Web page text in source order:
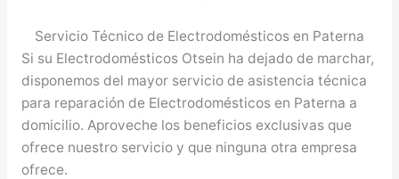
Servicio Técnico de Electrodomésticos en Paterna
Si su Electrodomésticos Otsein ha dejado de marchar,
disponemos del mayor servicio de asistencia técnica
para reparación de Electrodomésticos en Paterna a
domicilio. Aproveche los beneficios exclusivas que
ofrece nuestro servicio y que ninguna otra empresa
ofrece.